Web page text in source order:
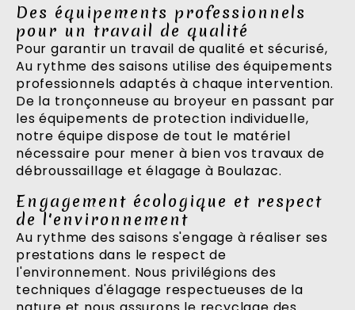
Des équipements professionnels
pour un travail de qualité
Pour garantir un travail de qualité et sécurisé,
Au rythme des saisons utilise des équipements
professionnels adaptés à chaque intervention.
De la tronçonneuse au broyeur en passant par
les équipements de protection individuelle,
notre équipe dispose de tout le matériel
nécessaire pour mener à bien vos travaux de
débroussaillage et élagage à Boulazac.
Engagement écologique et respect
de l'environnement
Au rythme des saisons s'engage à réaliser ses
prestations dans le respect de
l'environnement. Nous privilégions des
techniques d'élagage respectueuses de la